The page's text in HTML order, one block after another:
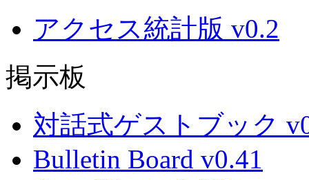
アクセス統計版 v0.2
掲示板
対話式ゲストブック
Bulletin Board v0.41